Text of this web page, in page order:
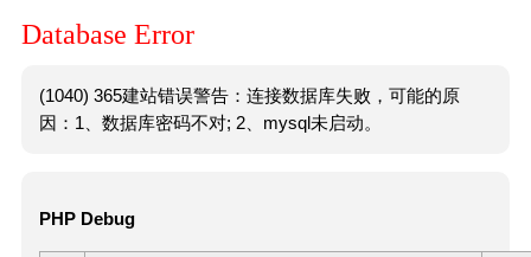
Database Error
(1040) 365建站错误警告：连接数据库失败，可能的原
因：1、数据库密码不对; 2、mysql未启动。
PHP Debug